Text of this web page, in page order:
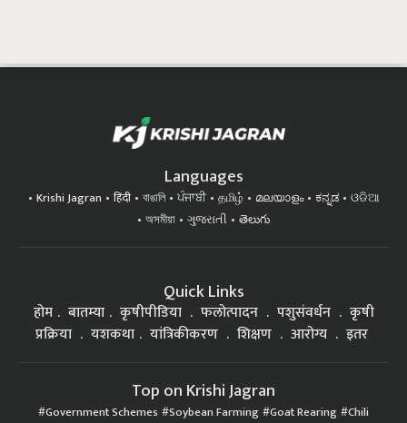
Languages
Krishi Jagran हिंदी বাঙালি ਪੰਜਾਬੀ தமிழ் മലയാളം ಕನ್ನಡ
ଓଡିଆ
অসমীয়া
ગુજરાતી తెలుగు
Quick Links
होम बातम्या कृषीपीडिया फलोत्पादन पशुसंवर्धन
कृषी
प्रक्रिया
यशकथा यांत्रिकीकरण शिक्षण आरोग्य इतर
Top on Krishi Jagran
Government Schemes Soybean Farming Goat Rearing Chili